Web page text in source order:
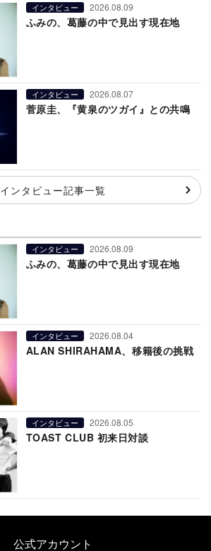
インタビュー 2026.08.09
ふみの、葛藤の中で見出す現在地
インタビュー 2026.08.07
菅原圭、『黄泉のツガイ』との共鳴
インタビュー記事一覧
インタビュー 2026.08.09
ふみの、葛藤の中で見出す現在地
インタビュー 2026.08.04
ALAN SHIRAHAMA、移籍後の挑戦
インタビュー 2026.08.05
TOAST CLUB 初来日対談
公式アカウント